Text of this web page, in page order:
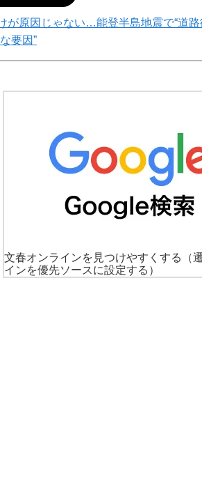
が原因じゃない…能登半島地震で“道路
要因”
文春オンラインを見つけやすくする
（
インを優先ソースに設定する）